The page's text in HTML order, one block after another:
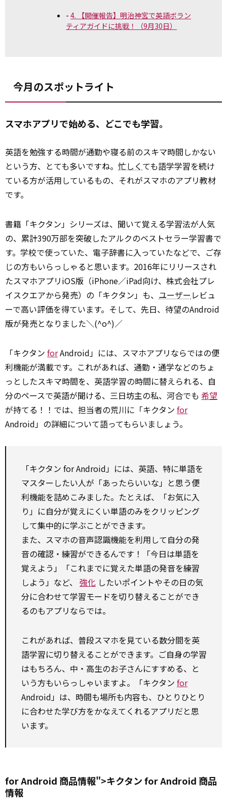
4. 【開催報告】明治神宮で英語ボラン
ティアガイドに挑戦！（9月30日）
今月のスポットライト
スマホアプリで始める、どこでも学習。
英語を勉強する時間が通勤や寝る前のスキマ時間しかない
という方、とても多いですね。 忙しく ても語学学習を続け
ている方が活用しているもの、それがスマホのアプリ教材
です。
書籍「キクタン」シリーズは、聞いて覚える学習法が人気
の、累計390万部を突破したアルクのベストセラー学習書で
す。学校で使っていた、電子辞書に入っていたなどで、ご存
じの方もいらっしゃると思います。2016年にリリースされ
たスマホアプリiOS版（iPhone／iPad向け、株式会社プレ
イスクエアから発売）の「キクタン」も、 ユーザー レビュ
ーで高い評価を得ています。そして、先日、待望のAndroid
版が発売となりました＼(^o^)／
「キクタン forAndroid」には、スマホアプリならではの便
利機能が満載です。これがあれば、通勤・通学などのちょ
っとしたスキマ時間を、英語学習の時間に替えられる、自
分のペースで英語が聞ける、三日坊主の私、河合でも 希望
が持てる！！では、担当者の荒川に「キクタン for
Android」の詳細について語ってもらいましょう。
「キクタン forAndroid」には、英語、特に単語を
マスターしたい人が「あったらいいな」と思う便
利機能を詰めこみました。たとえば、「お気に入
り」に自分が覚えにくい単語のみをクリッピング
して集中的に学ぶことができます。
また、スマホの音声認識機能を利用して自分の発
音の確認・練習ができるんです！「今日は単語を
覚えよう」「これまでに覚えた単語の発音を練習
しよう」など、 強化 したいポイントやその日の気
分に合わせて学習モードを切り替えることができ
るのもアプリならでは。
これがあれば、普段スマホを見ている数分間を英
語学習に切り替えることができます。ご自身の学習
はもちろん、中・高生のお子さんにすすめる、と
いう方もいらっしゃいますよ。「キクタン for
Android」は、時間も場所も内容も、ひとりひとり
に合わせた学び方をかなえてくれるアプリだと思
います。
for Android 商品情報">キクタンforAndroid 商品
情報